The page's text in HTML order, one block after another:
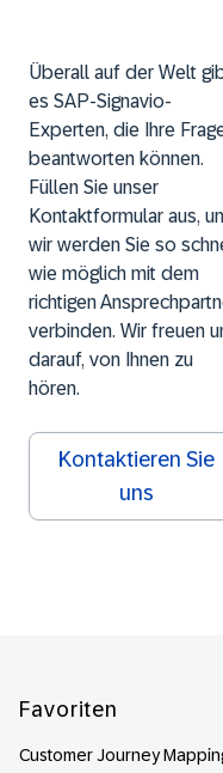
Überall auf der Welt
es SAP-Signavio-
Experten, die Ihre
beantworten können.
Füllen Sie unser
Kontaktformular aus,
wir werden Sie so
wie möglich mit dem
richtigen
verbinden. Wir freuen
darauf, von Ihnen zu
hören.
Kontaktieren Sie
uns
Favoriten
Customer Journey